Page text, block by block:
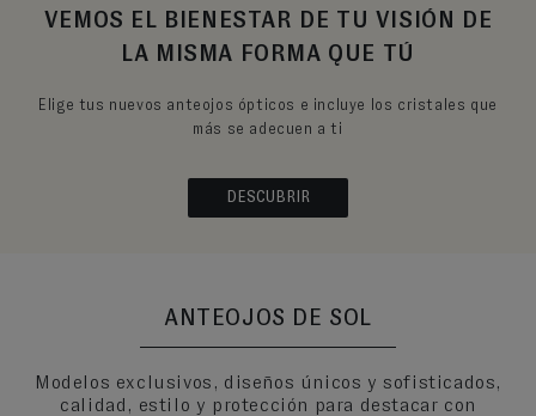
VEMOS EL BIENESTAR DE TU VISIÓN DE
LA MISMA FORMA QUE TÚ
Elige tus nuevos anteojos ópticos e incluye los cristales que
más se adecuen a ti
DESCUBRIR
ANTEOJOS DE SOL
Modelos exclusivos, diseños únicos y sofisticados,
calidad, estilo y protección para destacar con